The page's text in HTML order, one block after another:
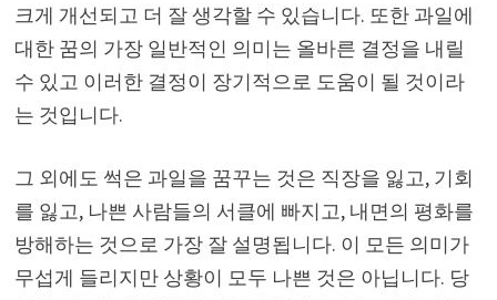
크게 개선되고 더 잘 생각할 수 있습니다. 또한 과일에
대한 꿈의 가장 일반적인 의미는 올바른 결정을 내릴
수 있고 이러한 결정이 장기적으로 도움이 될 것이라
는 것입니다.
그 외에도 썩은 과일을 꿈꾸는 것은 직장을 잃고, 기회
를 잃고, 나쁜 사람들의 서클에 빠지고, 내면의 평화를
방해하는 것으로 가장 잘 설명됩니다. 이 모든 의미가
무섭게 들리지만 상황이 모두 나쁜 것은 아닙니다. 당